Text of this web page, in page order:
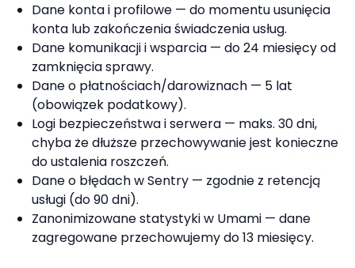
Dane konta i profilowe — do momentu usunięcia
konta lub zakończenia świadczenia usług.
Dane komunikacji i wsparcia — do 24 miesięcy od
zamknięcia sprawy.
Dane o płatnościach/darowiznach — 5 lat
(obowiązek podatkowy).
Logi bezpieczeństwa i serwera — maks. 30 dni,
chyba że dłuższe przechowywanie jest konieczne
do ustalenia roszczeń.
Dane o błędach w Sentry — zgodnie z retencją
usługi (do 90 dni).
Zanonimizowane statystyki w Umami — dane
zagregowane przechowujemy do 13 miesięcy.